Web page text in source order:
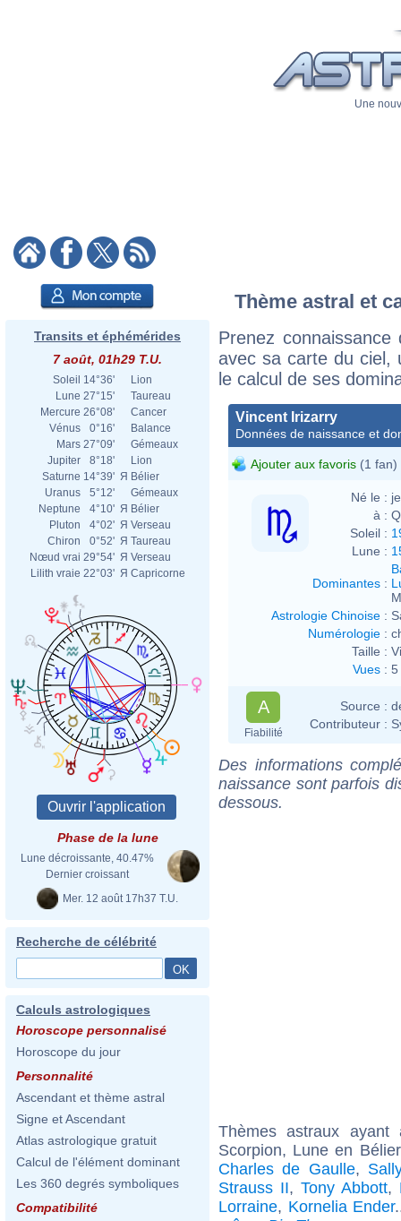
Une
Transits et éphémérides
7 août, 01h29 T.U.
Soleil 14°36'
Lion
Lune 27°15'
Taureau
Mercure 26°08'
Cancer
Vénus
0°16'
Balance
Mars 27°09'
Gémeaux
Jupiter
8°18'
Lion
Saturne 14°39' Я Bélier
Uranus
5°12'
Gémeaux
Neptune
4°10' Я Bélier
Pluton
4°02' Я Verseau
Chiron
0°52' Я Taureau
Nœud vrai 29°54' Я Verseau
Lilith vraie 22°03' Я Capricorne
Phase de la lune
Lune décroissante, 40.47%
Dernier croissant
Mer. 12 août 17h37 T.U.
Recherche de célébrité
Calculs astrologiques
Horoscope personnalisé
Horoscope du jour
Personnalité
Ascendant et thème astral
Signe et Ascendant
Atlas astrologique gratuit
Calcul de l'élément dominant
Les 360 degrés symboliques
Compatibilité
Thème astral et
Prenez
avec sa carte du ciel,
le calcul de ses
Vincent Irizarry
Données de naissance et
Ajouter aux favoris (1 fan)
Né le :
à :
Soleil :
Lune :
Dominantes :
Astrologie Chinoise :
Numérologie :
Taille :
Vues : 5
A
Fiabilité
Source :
Contributeur :
Des informations
naissance sont parfois
dessous.
Thèmes astraux
Scorpion, Lune en
Charles de Gaulle,
Strauss II, Tony Abbott,
Lorraine, Kornelia Ender